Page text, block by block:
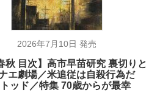
2026年7月10日 発売
秋 目次】高市早苗研究 裏切りと
エ劇場／米追従は自殺行為だ
ッド／特集 70歳からが最幸